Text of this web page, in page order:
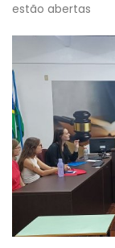
estão abertas